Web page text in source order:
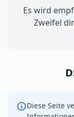
Es wird
Zweifel
Diese Seite